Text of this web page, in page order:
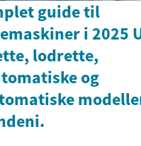
guide til
i 2025
lodrette,
og